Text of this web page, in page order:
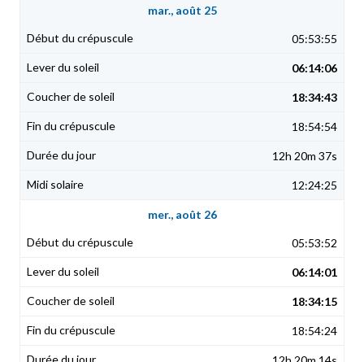
mar., août 25
05:53:55
06:14:06
18:34:43
18:54:54
12h 20m 37s
12:24:25
mer., août 26
05:53:52
06:14:01
18:34:15
18:54:24